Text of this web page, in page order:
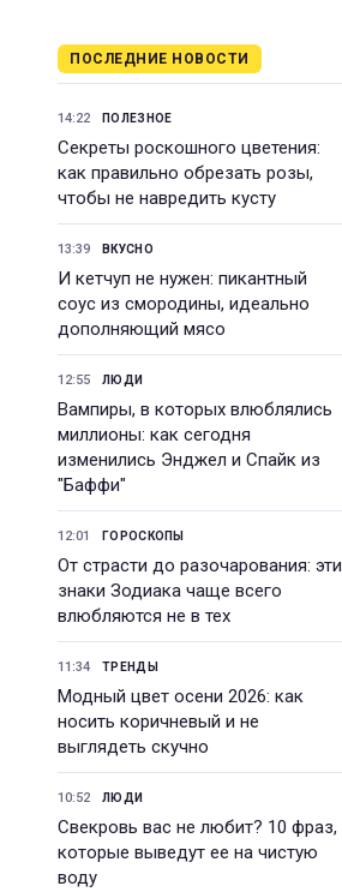
ПОСЛЕДНИЕ НОВОСТИ
14:22 ПОЛЕЗНОЕ
Секреты роскошного цветения:
как правильно обрезать розы,
чтобы не навредить кусту
13:39 ВКУСНО
И кетчуп не нужен: пикантный
соус из смородины, идеально
дополняющий мясо
12:55 ЛЮДИ
Вампиры, в которых влюблялись
миллионы: как сегодня
изменились Энджел и Спайк из
"Баффи"
12:01 ГОРОСКОПЫ
От страсти до разочарования: эти
знаки Зодиака чаще всего
влюбляются не в тех
11:34 ТРЕНДЫ
Модный цвет осени 2026: как
носить коричневый и не
выглядеть скучно
10:52 ЛЮДИ
Свекровь вас не любит? 10 фраз,
которые выведут ее на чистую
воду